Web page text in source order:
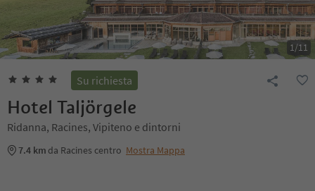
1/11
Su richiesta
Hotel Taljörgele
Ridanna, Racines, Vipiteno e dintorni
7.4 km da Racines centro Mostra Mappa